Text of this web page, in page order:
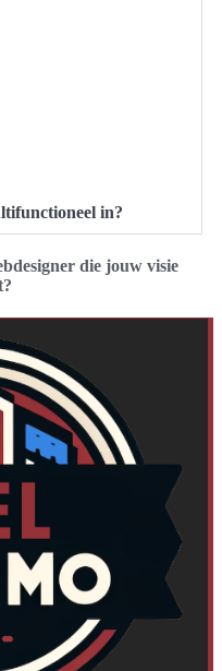
in?
die jouw visie